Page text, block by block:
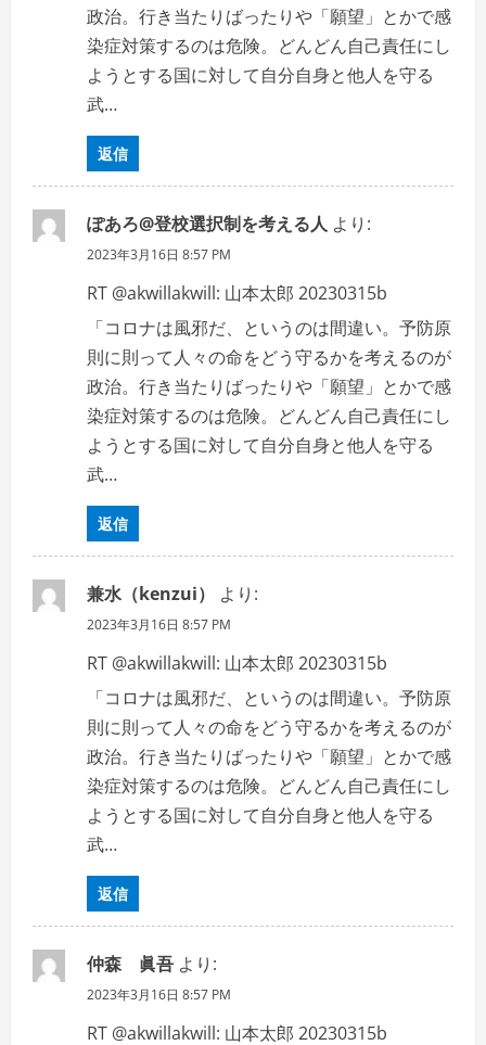
政治。行き当たりばったりや「願望」とかで感
染症対策するのは危険。どんどん自己責任にし
ようとする国に対して自分自身と他人を守る
武…
返信
ぽあろ@登校選択制を考える人 より:
2023年3月16日 8:57 PM
RT @akwillakwill: 山本太郎 20230315b
「コロナは風邪だ、というのは間違い。予防原
則に則って人々の命をどう守るかを考えるのが
政治。行き当たりばったりや「願望」とかで感
染症対策するのは危険。どんどん自己責任にし
ようとする国に対して自分自身と他人を守る
武…
返信
兼水（kenzui） より:
2023年3月16日 8:57 PM
RT @akwillakwill: 山本太郎 20230315b
「コロナは風邪だ、というのは間違い。予防原
則に則って人々の命をどう守るかを考えるのが
政治。行き当たりばったりや「願望」とかで感
染症対策するのは危険。どんどん自己責任にし
ようとする国に対して自分自身と他人を守る
武…
返信
仲森 眞吾 より:
2023年3月16日 8:57 PM
RT @akwillakwill: 山本太郎 20230315b